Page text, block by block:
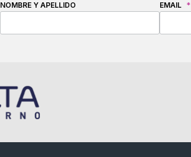
NOMBRE Y APELLIDO EMAIL *